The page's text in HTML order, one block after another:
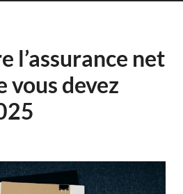
l’assurance net
vous devez